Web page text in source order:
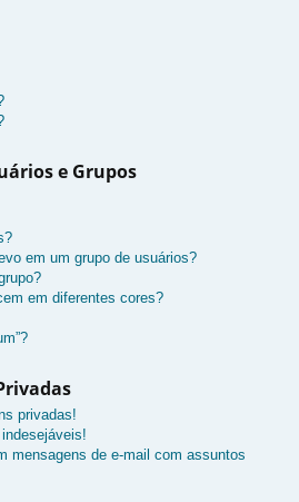
e Grupos
em um grupo de usuários?
em diferentes cores?
privadas!
mensagens de e-mail com assuntos